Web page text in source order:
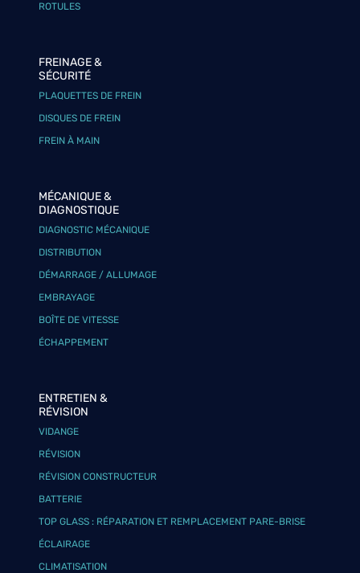
ROTULES
FREINAGE &
SÉCURITÉ
PLAQUETTES DE FREIN
DISQUES DE FREIN
FREIN À MAIN
MÉCANIQUE &
DIAGNOSTIQUE
DIAGNOSTIC MÉCANIQUE
DISTRIBUTION
DÉMARRAGE / ALLUMAGE
EMBRAYAGE
BOÎTE DE VITESSE
ÉCHAPPEMENT
ENTRETIEN &
RÉVISION
VIDANGE
RÉVISION
RÉVISION CONSTRUCTEUR
BATTERIE
TOP GLASS : RÉPARATION ET REMPLACEMENT PARE-BRISE
ÉCLAIRAGE
CLIMATISATION